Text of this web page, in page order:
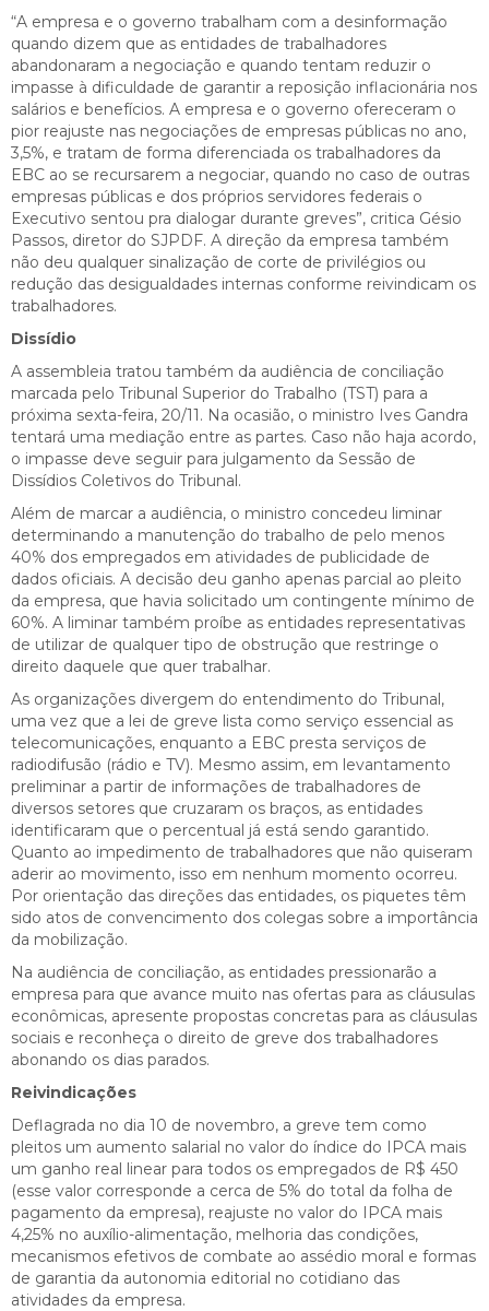
“A empresa e o governo trabalham com a desinformação
quando dizem que as entidades de trabalhadores
abandonaram a negociação e quando tentam reduzir o
impasse à dificuldade de garantir a reposição inflacionária nos
salários e benefícios. A empresa e o governo ofereceram o
pior reajuste nas negociações de empresas públicas no ano,
3,5%, e tratam de forma diferenciada os trabalhadores da
EBC ao se recursarem a negociar, quando no caso de outras
empresas públicas e dos próprios servidores federais o
Executivo sentou pra dialogar durante greves”, critica Gésio
Passos, diretor do SJPDF. A direção da empresa também
não deu qualquer sinalização de corte de privilégios ou
redução das desigualdades internas conforme reivindicam os
trabalhadores.
Dissídio
A assembleia tratou também da audiência de conciliação
marcada pelo Tribunal Superior do Trabalho (TST) para a
próxima sexta-feira, 20/11. Na ocasião, o ministro Ives Gandra
tentará uma mediação entre as partes. Caso não haja acordo,
o impasse deve seguir para julgamento da Sessão de
Dissídios Coletivos do Tribunal.
Além de marcar a audiência, o ministro concedeu liminar
determinando a manutenção do trabalho de pelo menos
40% dos empregados em atividades de publicidade de
dados oficiais. A decisão deu ganho apenas parcial ao pleito
da empresa, que havia solicitado um contingente mínimo de
60%. A liminar também proíbe as entidades representativas
de utilizar de qualquer tipo de obstrução que restringe o
direito daquele que quer trabalhar.
As organizações divergem do entendimento do Tribunal,
uma vez que a lei de greve lista como serviço essencial as
telecomunicações, enquanto a EBC presta serviços de
radiodifusão (rádio e TV). Mesmo assim, em levantamento
preliminar a partir de informações de trabalhadores de
diversos setores que cruzaram os braços, as entidades
identificaram que o percentual já está sendo garantido.
Quanto ao impedimento de trabalhadores que não quiseram
aderir ao movimento, isso em nenhum momento ocorreu.
Por orientação das direções das entidades, os piquetes têm
sido atos de convencimento dos colegas sobre a importância
da mobilização.
Na audiência de conciliação, as entidades pressionarão a
empresa para que avance muito nas ofertas para as cláusulas
econômicas, apresente propostas concretas para as cláusulas
sociais e reconheça o direito de greve dos trabalhadores
abonando os dias parados.
Reivindicações
Deflagrada no dia 10 de novembro, a greve tem como
pleitos um aumento salarial no valor do índice do IPCA mais
um ganho real linear para todos os empregados de R$ 450
(esse valor corresponde a cerca de 5% do total da folha de
pagamento da empresa), reajuste no valor do IPCA mais
4,25% no auxílio-alimentação, melhoria das condições,
mecanismos efetivos de combate ao assédio moral e formas
de garantia da autonomia editorial no cotidiano das
atividades da empresa.